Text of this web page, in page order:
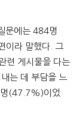
문에는 484명
이라 말했다. 그
련 게시물을 다는
는 데 부담을 느
(47.7%)이었